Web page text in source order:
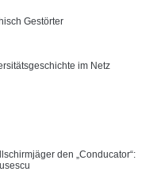
Gestörter
im Netz
den „Conducator“: